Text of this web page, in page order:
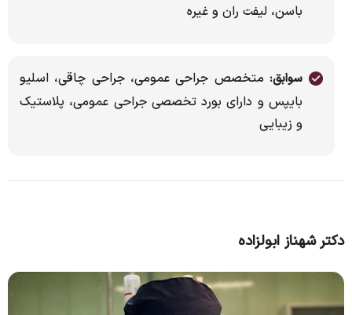
باسن، لیفت ران و غیره
سوابق: متخصص جراحی عمومی، جراحی چاقی، اسلیو
بایپس و دارای بورد تخصصی جراحی عمومی، پلاستیک
و زیبایی
دکتر شهناز ابولزاده